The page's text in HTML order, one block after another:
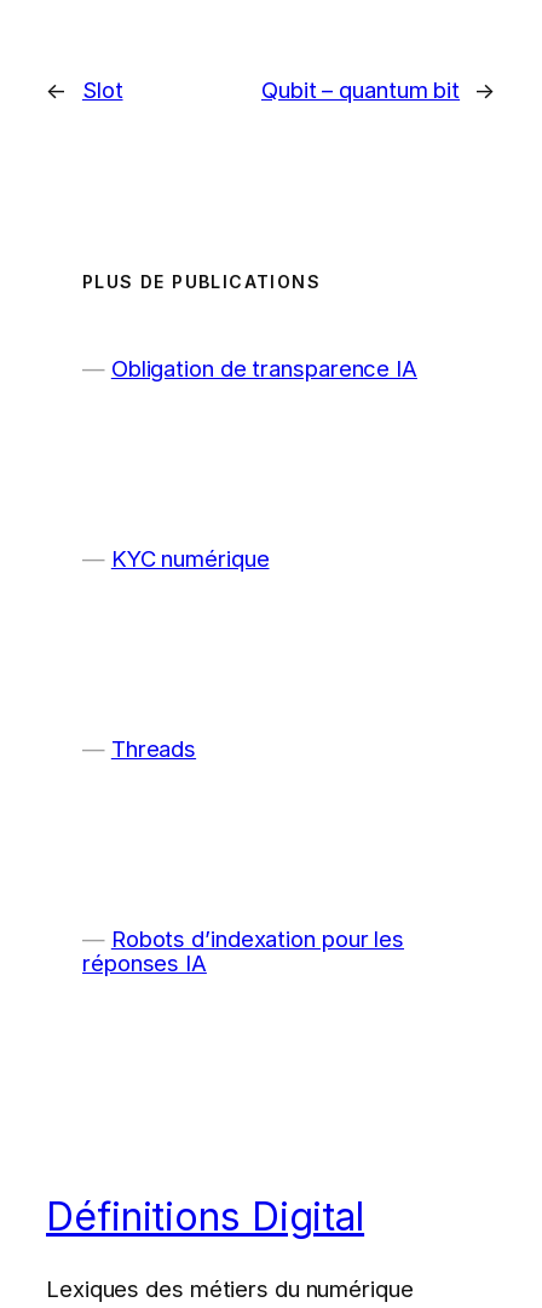
← Slot Qubit – quantum bit →
PLUS DE PUBLICATIONS
Obligation de transparence IA
KYC numérique
Threads
Robots d’indexation pour les
réponses IA
Définitions Digital
Lexiques des métiers du numérique